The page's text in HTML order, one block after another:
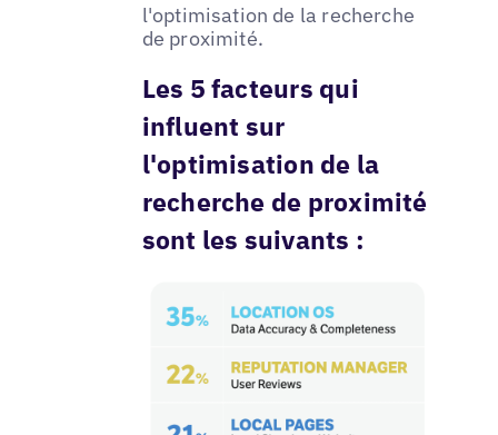
l'optimisation de la recherche
de proximité.
Les 5 facteurs qui
influent sur
l'optimisation de la
recherche de proximité
sont les suivants :